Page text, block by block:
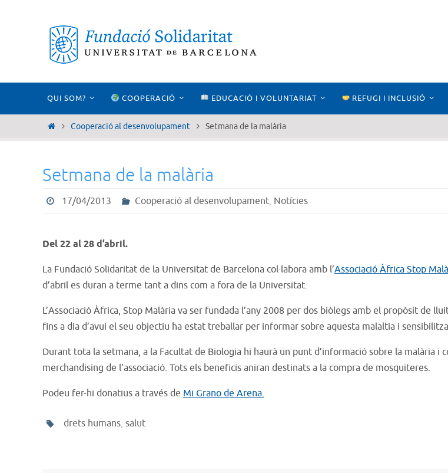
content
QUI SOM? COOPERACIÓ EDUCACIÓ I VOLUNTARIAT REFUGI I INCLUSIÓ
HomeCooperació al desenvolupament Setmana de la malària
Setmana de la malària
17/04/2013 Cooperació al desenvolupament, Notícies
Del 22 al 28 d’abril.
La Fundació Solidaritat de la Universitat de Barcelona col·labora amb l’Associació Àfrica Stop
d’abril es duran a terme tant a dins com a fora de la Universitat.
L’Associació Àfrica, Stop Malària va ser fundada l’any 2008 per dos biòlegs amb el propòsit de
fins a dia d’avui el seu objectiu ha estat treballar per informar sobre aquesta malaltia i
Durant tota la setmana, a la Facultat de Biologia hi haurà un punt d’informació sobre la malària i
merchandising de l’associació. Tots els beneficis aniran destinats a la compra de mosquiteres.
Podeu fer-hi donatius a través de Mi Grano de Arena.
drets humans, salut.